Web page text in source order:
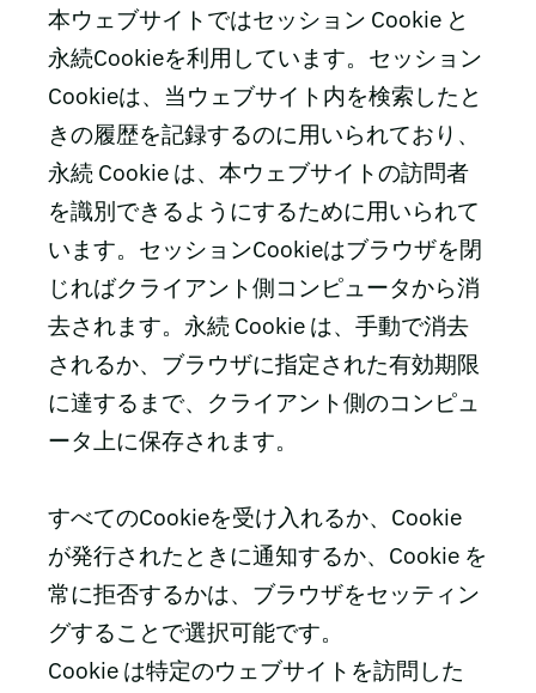
本ウェブサイトではセッション Cookie と
永続Cookieを利用しています。セッション
Cookieは、当ウェブサイト内を検索したと
きの履歴を記録するのに用いられており、
永続 Cookie は、本ウェブサイトの訪問者
を識別できるようにするために用いられて
います。セッションCookieはブラウザを閉
じればクライアント側コンピュータから消
去されます。永続 Cookie は、手動で消去
されるか、ブラウザに指定された有効期限
に達するまで、クライアント側のコンピュ
ータ上に保存されます。
すべてのCookieを受け入れるか、Cookie
が発行されたときに通知するか、Cookie を
常に拒否するかは、ブラウザをセッティン
グすることで選択可能です。
Cookie は特定のウェブサイトを訪問した